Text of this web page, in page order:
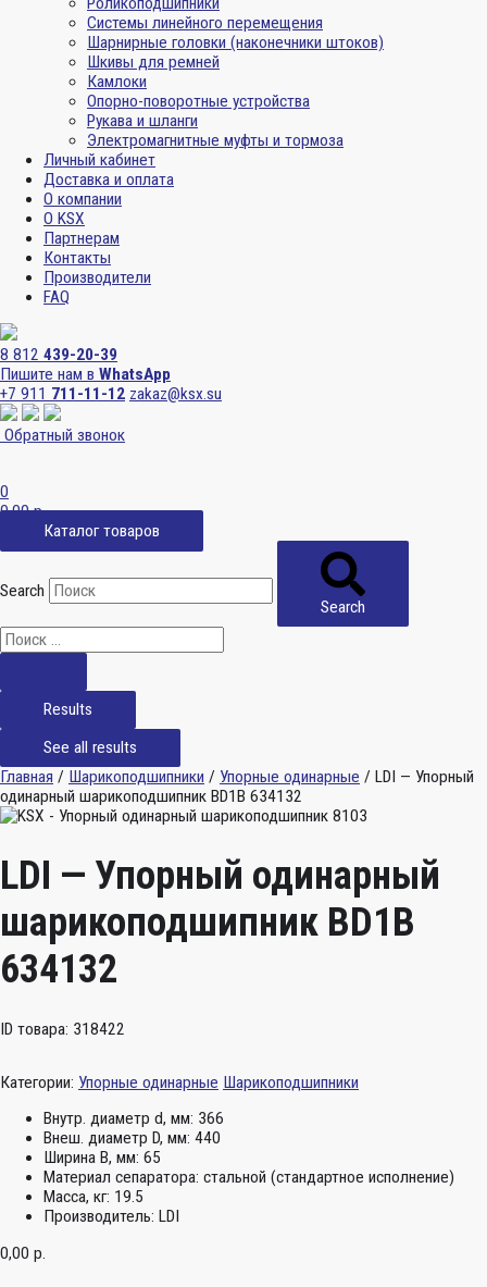
Системы линейного перемещения
Шарнирные головки (наконечники штоков)
Шкивы для ремней
Камлоки
Опорно-поворотные устройства
Рукава и шланги
Электромагнитные муфты и тормоза
Личный кабинет
Доставка и оплата
О компании
О KSX
Партнерам
Контакты
Производители
FAQ
8 812 439-20-39
Пишите нам в WhatsApp
+7 911 711-11-12 zakaz@ksx.su
Обратный звонок
0
0,00р.
Каталог товаров
Search
Search
Results
See all results
Главная / Шарикоподшипники / Упорные одинарные / LDI — Упорный
одинарный шарикоподшипник BD1B 634132
LDI — Упорный одинарный
шарикоподшипник BD1B
634132
ID товара: 318422
Категории: Упорные одинарные Шарикоподшипники
Внутр. диаметр d, мм: 366
Внеш. диаметр D, мм: 440
Ширина B, мм: 65
Материал сепаратора: стальной (стандартное исполнение)
Масса, кг: 19.5
Производитель: LDI
0,00 р.